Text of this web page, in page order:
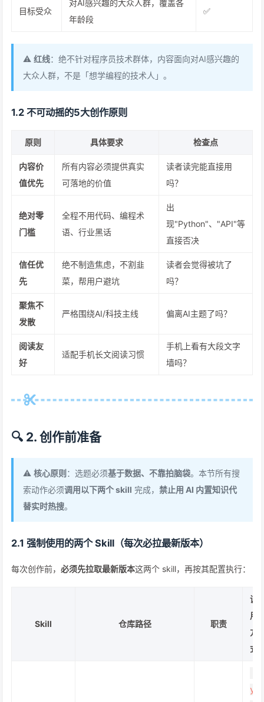
目标受众
对AI感兴趣的大众人群，覆盖各
年龄段
✅
⚠️ 红线：绝不针对程序员技术群体，内容面向对AI感兴趣的
大众人群，不是「想学编程的技术人」。
1.2 不可动摇的5大创作原则
原则 具体要求 检查点
内容价
值优先
所有内容必须提供真实
可落地的价值
读者读完能直接用
吗？
绝对零
门槛
全程不用代码、编程术
语、行业黑话
出
现"Python"、"API"等
直接否决
信任优
先
绝不制造焦虑，不割韭
菜，帮用户避坑
读者会觉得被坑了
吗？
聚焦不
发散
严格围绕AI/科技主线 偏离AI主题了吗？
阅读友
好
适配手机长文阅读习惯
手机上看有大段文字
墙吗？
🔍 2. 创作前准备
⚠️ 核心原则 ：选题必须基于数据、不靠拍脑袋。本节所有搜
索动作必须调用以下两个 skill 完成， 禁止用 AI 内置知识代
替实时热搜。
2.1 强制使用的两个 Skill（每次必拉最新版本）
每次创作前， 必须先拉取最新版本这两个 skill，再按其配置执行：
Skill 仓库路径 职责
调
用
方
式
y